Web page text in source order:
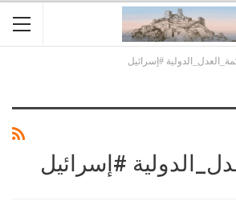
#إسرائيل
#إسرائيل